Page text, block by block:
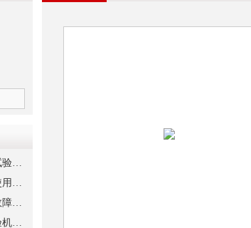
创新案例：管材静液压爆破试验机的技术突破
提高管材静液压爆破试验机使用寿命的维护策略
管材静液压爆破试验机常见故障的检查方法
安全使用管材静液压爆破试验机很重要